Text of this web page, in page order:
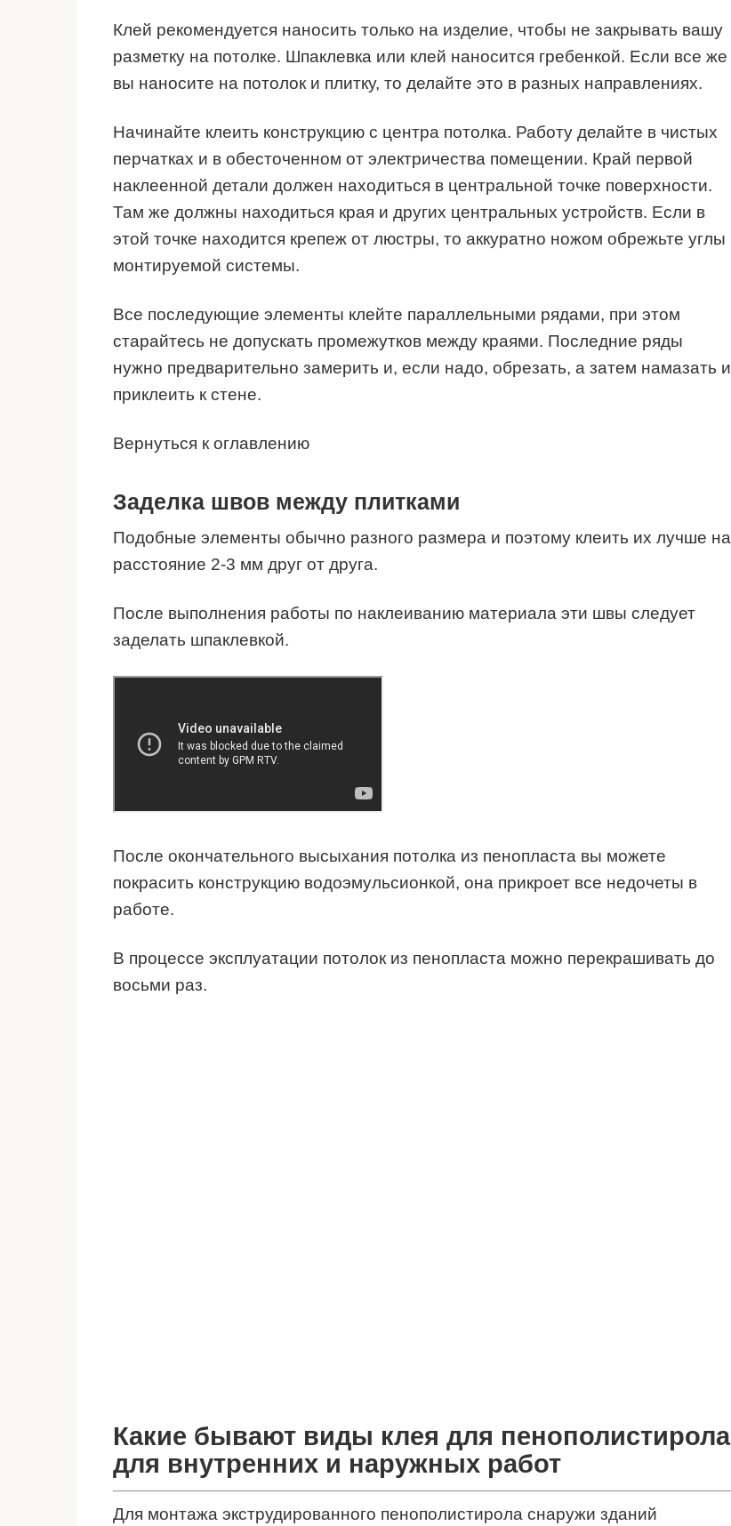
Клей рекомендуется наносить только на изделие, чтобы не закрывать вашу
разметку на потолке. Шпаклевка или клей наносится гребенкой. Если все же
вы наносите на потолок и плитку, то делайте это в разных направлениях.
Начинайте клеить конструкцию с центра потолка. Работу делайте в чистых
перчатках и в обесточенном от электричества помещении. Край первой
наклеенной детали должен находиться в центральной точке поверхности.
Там же должны находиться края и других центральных устройств. Если в
этой точке находится крепеж от люстры, то аккуратно ножом обрежьте углы
монтируемой системы.
Все последующие элементы клейте параллельными рядами, при этом
старайтесь не допускать промежутков между краями. Последние ряды
нужно предварительно замерить и, если надо, обрезать, а затем намазать и
приклеить к стене.
Вернуться к оглавлению
Заделка швов между плитками
Подобные элементы обычно разного размера и поэтому клеить их лучше на
расстояние 2-3 мм друг от друга.
После выполнения работы по наклеиванию материала эти швы следует
заделать шпаклевкой.
После окончательного высыхания потолка из пенопласта вы можете
покрасить конструкцию водоэмульсионкой, она прикроет все недочеты в
работе.
В процессе эксплуатации потолок из пенопласта можно перекрашивать до
восьми раз.
Какие бывают виды клея для пенополистирола
для внутренних и наружных работ
Для монтажа экструдированного пенополистирола снаружи зданий